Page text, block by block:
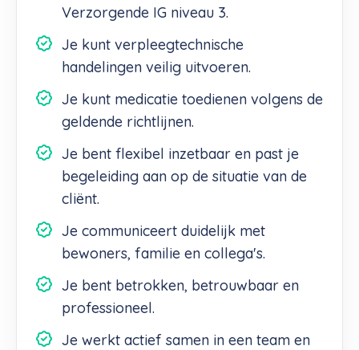
Verzorgende IG niveau 3.
Je kunt verpleegtechnische
handelingen veilig uitvoeren.
Je kunt medicatie toedienen volgens de
geldende richtlijnen.
Je bent flexibel inzetbaar en past je
begeleiding aan op de situatie van de
cliënt.
Je communiceert duidelijk met
bewoners, familie en collega's.
Je bent betrokken, betrouwbaar en
professioneel.
Je werkt actief samen in een team en